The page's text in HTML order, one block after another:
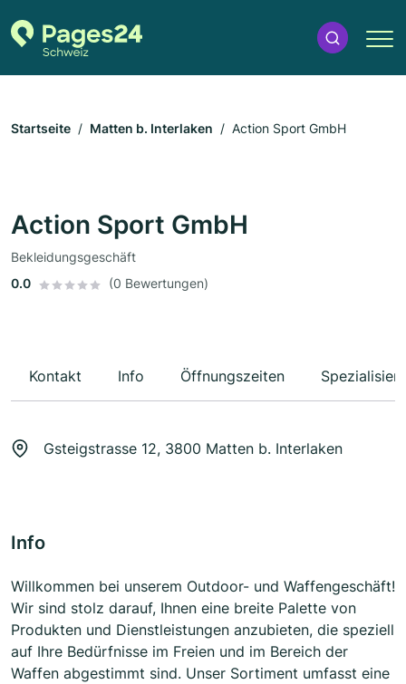
Startseite Matten b. Interlaken Action Sport GmbH
Action Sport GmbH
Bekleidungsgeschäft
0.0
(0 Bewertungen)
Kontakt Info Öffnungszeiten
Gsteigstrasse 12, 3800 Matten b. Interlaken
Info
Willkommen bei unserem Outdoor- und Waffengeschäft!
Wir sind stolz darauf, Ihnen eine breite Palette von
Produkten und Dienstleistungen anzubieten, die speziell
auf Ihre Bedürfnisse im Freien und im Bereich der
Waffen abgestimmt sind. Unser Sortiment umfasst eine